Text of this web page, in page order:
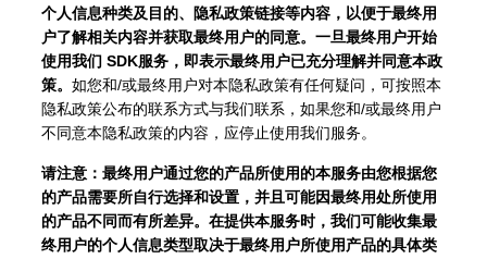
个人信息种类及目的、隐私政策链接等内容，以便于最终用
户了解相关内容并获取最终用户的同意。一旦最终用户开始
使用我们 SDK服务，即表示最终用户已充分理解并同意本政
策。 如您和/或最终用户对本隐私政策有任何疑问，可按照本
隐私政策公布的联系方式与我们联系，如果您和/或最终用户
不同意本隐私政策的内容，应停止使用我们服务。
请注意：最终用户通过您的产品所使用的本服务由您根据您
的产品需要所自行选择和设置，并且可能因最终用处所使用
的产品不同而有所差异。在提供本服务时，我们可能收集最
终用户的个人信息类型取决于最终用户所使用产品的具体类